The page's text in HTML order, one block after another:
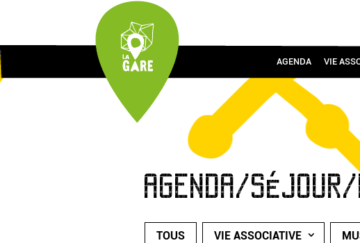
AGENDA VIE
AGENDA/
TOUS VIE ASSOCIATIVE